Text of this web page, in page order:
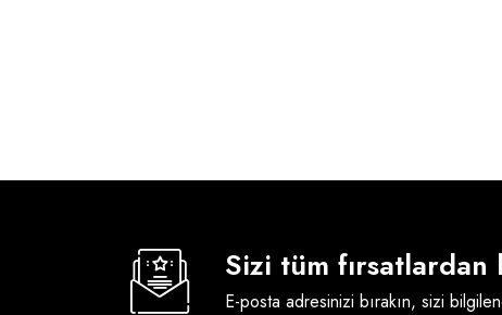
Sizi tüm
E-posta adresinizi bırakın, sizi